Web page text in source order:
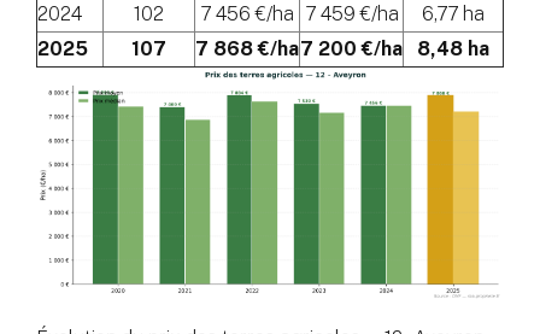
2024
102 7 456 €/ha 7 459 €/ha
6,77 ha
2025
107 7 868 €/ha7 200 €/ha 8,48 ha